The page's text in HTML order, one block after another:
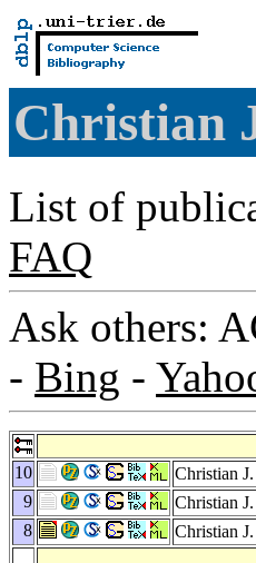
Christian
List of
FAQ
Ask others:
- Bing -
10
Christian
9
Christian
8
Christian